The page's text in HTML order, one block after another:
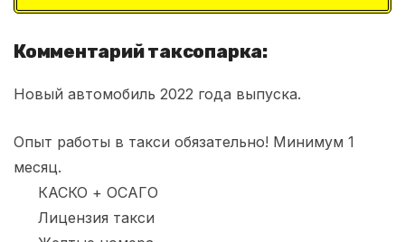
Комментарий таксопарка:
Новый автомобиль 2022 года выпуска.
Опыт работы в такси обязательно! Минимум 1
месяц.
КАСКО + ОСАГО
Лицензия такси